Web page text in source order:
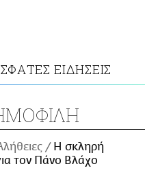
ΕΙΔΗΣΕΙΣ
H σκληρή
τον Πάνο Βλάχο